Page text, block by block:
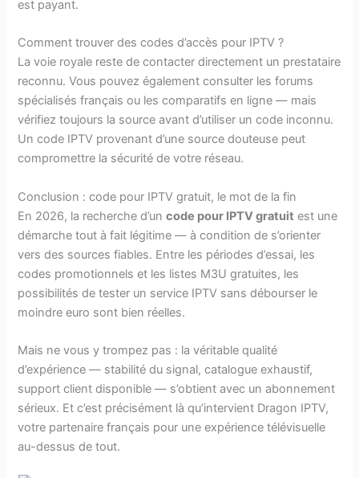
est payant.
Comment trouver des codes d’accès pour IPTV ?
La voie royale reste de contacter directement un prestataire
reconnu. Vous pouvez également consulter les forums
spécialisés français ou les comparatifs en ligne — mais
vérifiez toujours la source avant d’utiliser un code inconnu.
Un code IPTV provenant d’une source douteuse peut
compromettre la sécurité de votre réseau.
Conclusion : code pour IPTV gratuit, le mot de la fin
En 2026, la recherche d’uncode pour IPTV gratuit est une
démarche tout à fait légitime — à condition de s’orienter
vers des sources fiables. Entre les périodes d’essai, les
codes promotionnels et les listes M3U gratuites, les
possibilités de tester un service IPTV sans débourser le
moindre euro sont bien réelles.
Mais ne vous y trompez pas : la véritable qualité
d’expérience — stabilité du signal, catalogue exhaustif,
support client disponible — s’obtient avec un abonnement
sérieux. Et c’est précisément là qu’intervient Dragon IPTV,
votre partenaire français pour une expérience télévisuelle
au-dessus de tout.